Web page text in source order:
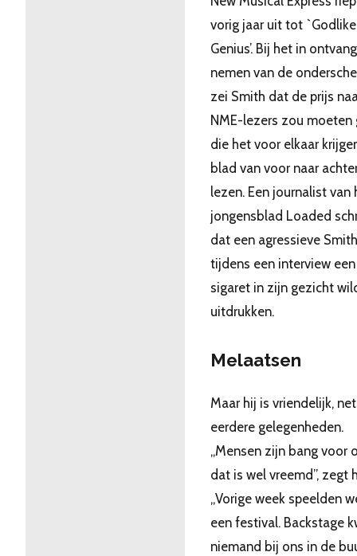
vorig jaar uit tot `Godlike
Genius’. Bij het in
nemen van de
zei Smith dat de prijs
NME-lezers zou moeten
die het voor elkaar
blad van voor naar
lezen. Een journalist van
jongensblad Loaded
dat een agressieve Smith
tijdens een interview een
sigaret in zijn gezicht
uitdrukken.
Melaatsen
Maar hij is vriendelijk,
eerdere gelegenheden.
,,Mensen zijn bang voor
dat is wel vreemd”, zegt
,,Vorige week speelden
een festival. Backstage
niemand bij ons in de